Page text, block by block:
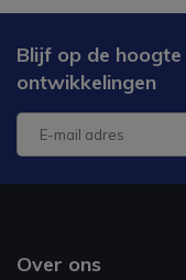
Blijf op de
ontwikkelingen
Over ons